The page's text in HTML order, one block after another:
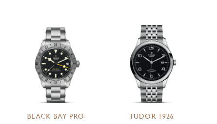
BLACK BAY PRO
TUDOR 1926